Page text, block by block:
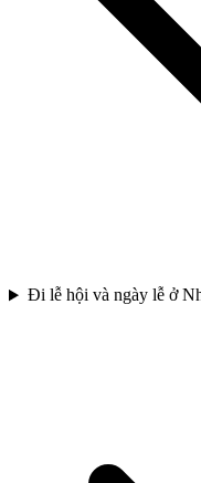
Đi lễ hội và ngày lễ ở